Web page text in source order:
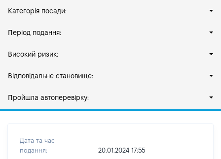
Категорія посади:
Період подання:
Високий ризик:
Відповідальне становище:
Пройшла автоперевірку:
Дата та час
подання:
20.01.2024 17:55